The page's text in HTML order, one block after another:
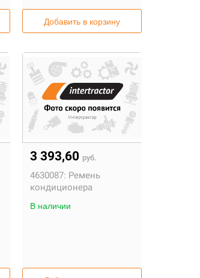
Добавить в корзину
3 393,60 руб.
4630087: Ремень
кондиционера
В наличии